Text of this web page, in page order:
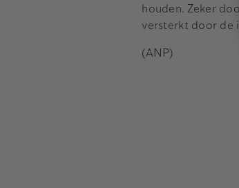
houden. Zeker
versterkt door de
(ANP)